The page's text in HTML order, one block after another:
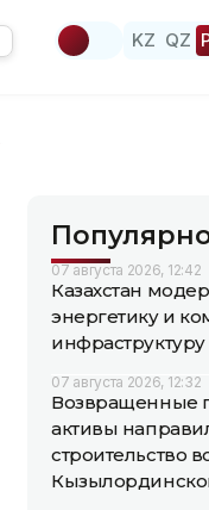
KZ QZ
07 августа 2026, 12:42
Казахстан
энергетику и
инфраструктуру
07 августа 2026, 12:32
Возвращенные
активы
строительство